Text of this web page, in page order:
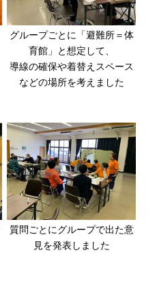
グループごとに「避難所＝体
育館」と想定して、
導線の確保や着替えスペース
などの場所を考えました
質問ごとにグループで出た意
見を発表しました